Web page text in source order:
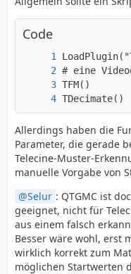
return last
Code
TDecimate()
Allerdings haben die
Parameter, die gerade
Telecine-Muster-
manuelle Vorgabe von
Selur : QTGMC ist
geeignet, nicht für
aus einem falsch
Besser wäre wohl, erst
wirklich korrekt zum
möglichen Startwerten